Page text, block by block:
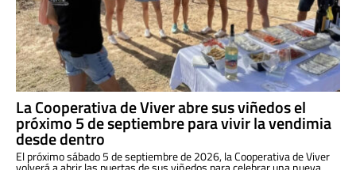
La Cooperativa de Viver abre sus viñedos el
próximo 5 de septiembre para vivir la vendimia
desde dentro
El próximo sábado 5 de septiembre de 2026, la Cooperativa de Viver